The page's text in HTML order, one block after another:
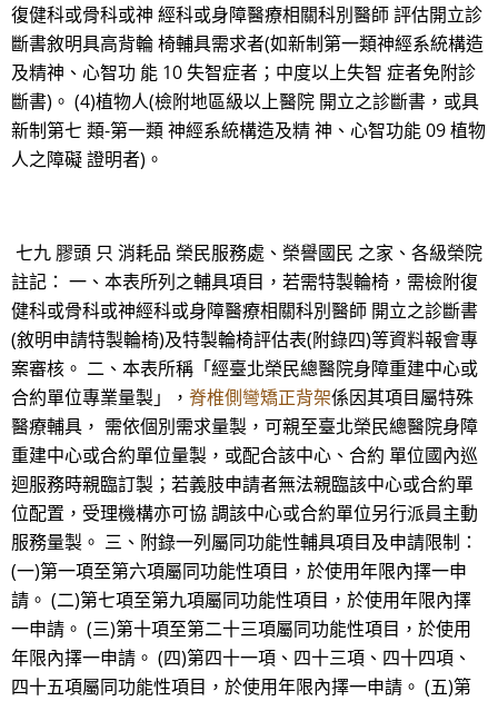
復健科或骨科或神 經科或身障醫療相關科別醫師 評估開立診
斷書敘明具高背輪 椅輔具需求者(如新制第一類神經系統構造
及精神、心智功 能 10 失智症者；中度以上失智 症者免附診
斷書)。 (4)植物人(檢附地區級以上醫院 開立之診斷書，或具
新制第七 類-第一類 神經系統構造及精 神、心智功能 09 植物
人之障礙 證明者)。
七九 膠頭 只 消耗品 榮民服務處、榮譽國民 之家、各級榮院
註記： 一、本表所列之輔具項目，若需特製輪椅，需檢附復
健科或骨科或神經科或身障醫療相關科別醫師 開立之診斷書
(敘明申請特製輪椅)及特製輪椅評估表(附錄四)等資料報會專
案審核。 二、本表所稱「經臺北榮民總醫院身障重建中心或
合約單位專業量製」， 脊椎側彎矯正背架係因其項目屬特殊
醫療輔具， 需依個別需求量製，可親至臺北榮民總醫院身障
重建中心或合約單位量製，或配合該中心、合約 單位國內巡
迴服務時親臨訂製；若義肢申請者無法親臨該中心或合約單
位配置，受理機構亦可協 調該中心或合約單位另行派員主動
服務量製。 三、附錄一列屬同功能性輔具項目及申請限制：
(一)第一項至第六項屬同功能性項目，於使用年限內擇一申
請。 (二)第七項至第九項屬同功能性項目，於使用年限內擇
一申請。 (三)第十項至第二十三項屬同功能性項目，於使用
年限內擇一申請。 (四)第四十一項、四十三項、四十四項、
四十五項屬同功能性項目，於使用年限內擇一申請。 (五)第